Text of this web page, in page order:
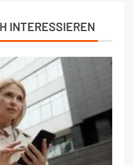
INTERESSIEREN